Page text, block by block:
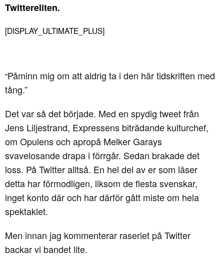
Twittereliten.
[DISPLAY_ULTIMATE_PLUS]
”Påminn mig om att aldrig ta i den här tidskriften med
tång.”
Det var så det började. Med en spydig tweet från
Jens Liljestrand, Expressens biträdande kulturchef,
om Opulens och apropå Melker Garays
svavelosande drapa i förrgår. Sedan brakade det
loss. På Twitter alltså. En hel del av er som läser
detta har förmodligen, liksom de flesta svenskar,
inget konto där och har därför gått miste om hela
spektaklet.
Men innan jag kommenterar raseriet på Twitter
backar vi bandet lite.